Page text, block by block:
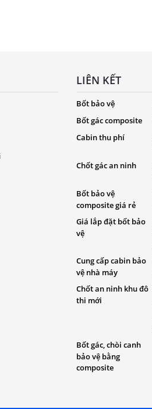
LIÊN KẾT
Bốt bảo vệ
Bốt gác composite
Cabin thu phí
Chốt gác an ninh
Bốt bảo vệ
composite giá rẻ
Giá lắp đặt bốt bảo
vệ
Cung cấp cabin bảo
vệ nhà máy
Chốt an ninh khu đô
thi mới
Bốt gác, chòi canh
bảo vệ bằng
composite